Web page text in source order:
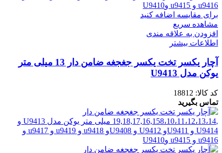
برای مقایسه اضافه کنید
مشاهده سریع
افزودن به علاقه مندی
اطلاعات بیشتر
آچار یکسر تخت یکسر جغجغه ضامن دار 13 میلی متر
یوکن مدل U9413
کد کالا: 18812
تماس بگیرید